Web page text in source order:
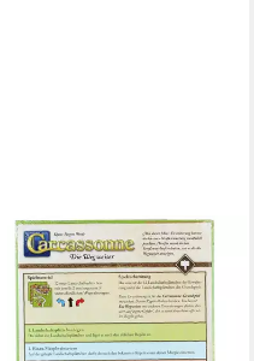
HANS IM GLÜCK
Spiel Carcassonne Die
Wegweiser Erweiterung
6,99 €
lieferbar - in 4-5 Werktagen bei dir